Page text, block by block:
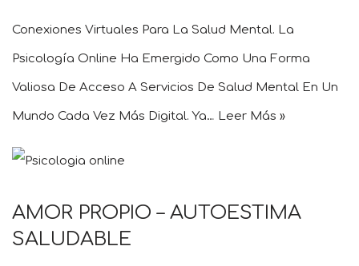
Conexiones Virtuales Para La Salud Mental. La
Psicología Online Ha Emergido Como Una Forma
Valiosa De Acceso A Servicios De Salud Mental En Un
Mundo Cada Vez Más Digital. Ya… Leer Más »
AMOR PROPIO – AUTOESTIMA
SALUDABLE